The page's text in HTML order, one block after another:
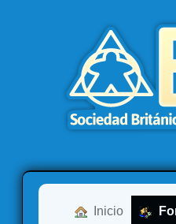
Inicio